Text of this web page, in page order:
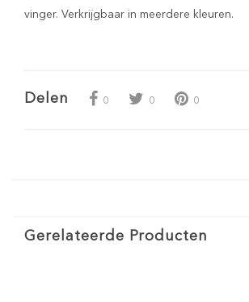
vinger. Verkrijgbaar in meerdere kleuren.
Delen 0 0 0
Gerelateerde Producten